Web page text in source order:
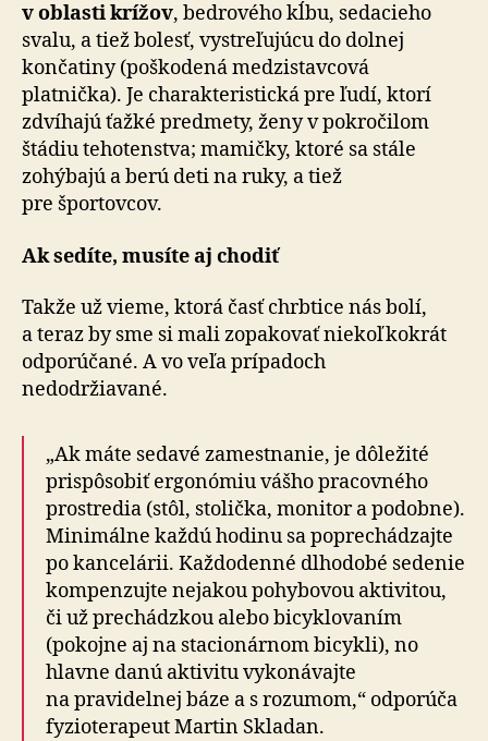
v oblasti krížov, bedrového kĺbu, sedacieho
svalu, a tiež bolesť, vystreľujúcu do dolnej
končatiny (poškodená medzistavcová
platnička). Je charakteristická pre ľudí, ktorí
zdvíhajú ťažké predmety, ženy v pokročilom
štádiu tehotenstva; mamičky, ktoré sa stále
zohýbajú a berú deti na ruky, a tiež
pre športovcov.
Ak sedíte, musíte aj chodiť
Takže už vieme, ktorá časť chrbtice nás bolí,
a teraz by sme si mali zopakovať niekoľkokrát
odporúčané. A vo veľa prípadoch
nedodržiavané.
„Ak máte sedavé zamestnanie, je dôležité
prispôsobiť ergonómiu vášho pracovného
prostredia (stôl, stolička, monitor a podobne).
Minimálne každú hodinu sa poprechádzajte
po kancelárii. Každodenné dlhodobé sedenie
kompenzujte nejakou pohybovou aktivitou,
či už prechádzkou alebo bicyklovaním
(pokojne aj na stacionárnom bicykli), no
hlavne danú aktivitu vykonávajte
na pravidelnej báze a s rozumom,“ odporúča
fyzioterapeut Martin Skladan.